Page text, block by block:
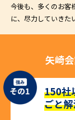
今後も、多くのお客
に、尽力していきた
矢崎
150社
ごと